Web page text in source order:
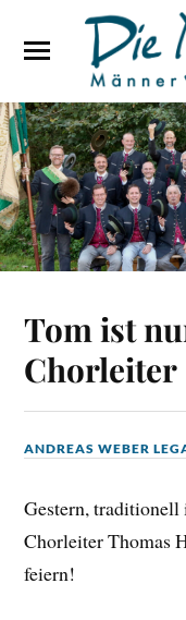
Tom ist
Chorleiter
ANDREAS WEBER
Gestern, traditionell
Chorleiter Thomas
feiern!